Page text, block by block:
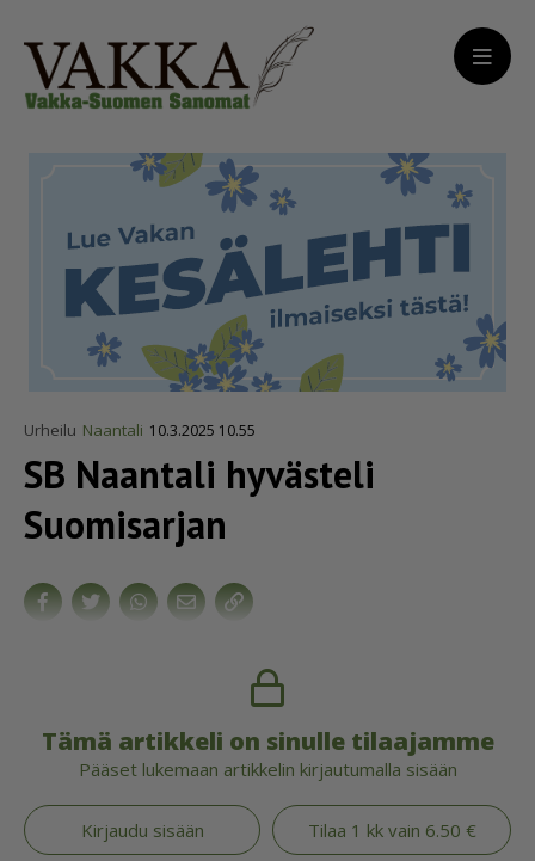
Urheilu Naantali 10.3.2025 10.55
SB Naantali hyvästeli
Suomisarjan
Tämä artikkeli on sinulle tilaajamme
Pääset lukemaan artikkelin kirjautumalla sisään
Kirjaudu sisään Tilaa 1 kk vain 6.50 €